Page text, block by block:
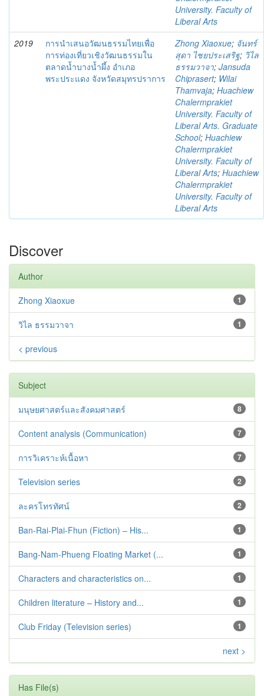
University. Faculty of
Liberal Arts
2019
การนำเสนอวัฒนธรรมไทยเพื่อ
การท่องเที่ยวเชิงวัฒนธรรมใน
ตลาดน้ำบางน้ำผึ้ง อำเภอ
พระประแดง จังหวัดสมุทรปราการ
Zhong Xiaoxue; จันทร์
สุดา ไชยประเสริฐ; วิไล
ธรรมวาจา; Jansuda
Chiprasert; Wilai
Thamvaja; Huachiew
Chalermprakiet
University. Faculty of
Liberal Arts. Graduate
School; Huachiew
Chalermprakiet
University. Faculty of
Liberal Arts; Huachiew
Chalermprakiet
University. Faculty of
Liberal Arts
Discover
Author
1
Zhong Xiaoxue
1
วิไล ธรรมวาจา
< previous
Subject
8
มนุษยศาสตร์และสังคมศาสตร์
7
Content analysis (Communication)
7
การวิเคราะห์เนื้อหา
2
Television series
2
ละครโทรทัศน์
1
Ban-Rai-Plai-Fhun (Fiction) – His...
1
Bang-Nam-Phueng Floating Market (...
1
Characters and characteristics on...
1
Children literature – History and...
1
Club Friday (Television series)
next >
Has File(s)